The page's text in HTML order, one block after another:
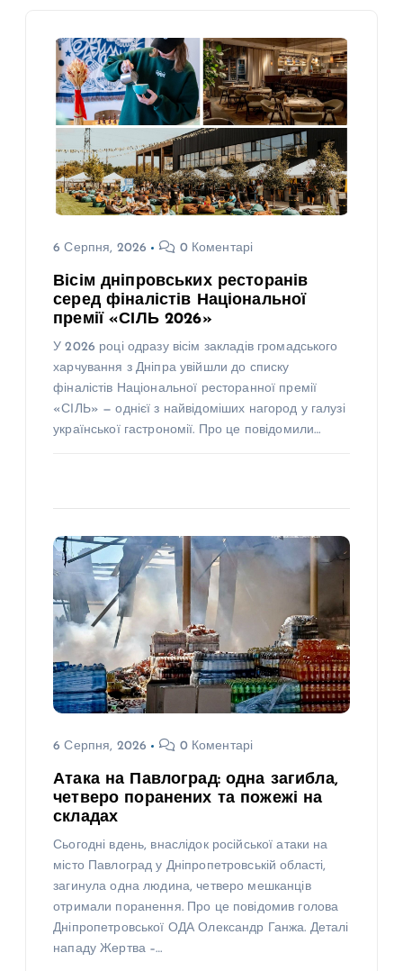
6 Серпня, 2026 0 Коментарі
Вісім дніпровських ресторанів
серед фіналістів Національної
премії «СІЛЬ 2026»
У 2026 році одразу вісім закладів громадського
харчування з Дніпра увійшли до списку
фіналістів Національної ресторанної премії
«СІЛЬ» — однієї з найвідоміших нагород у галузі
української гастрономії. Про це повідомили…
6 Серпня, 2026 0 Коментарі
Атака на Павлоград: одна загибла,
четверо поранених та пожежі на
складах
Сьогодні вдень, внаслідок російської атаки на
місто Павлоград у Дніпропетровській області,
загинула одна людина, четверо мешканців
отримали поранення. Про це повідомив голова
Дніпропетровської ОДА Олександр Ганжа. Деталі
нападу Жертва –…